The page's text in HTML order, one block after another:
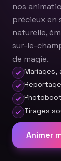
nos
précieux en
naturelle,
sur-le-
de magie.
Tirages
Animer